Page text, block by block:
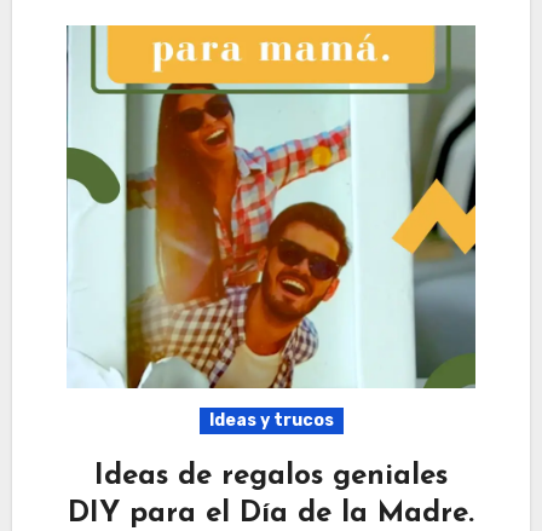
Ideas y trucos
Ideas de regalos geniales
DIY para el Día de la Madre.